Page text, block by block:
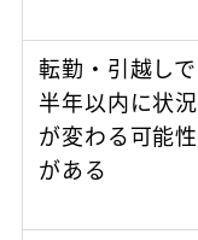
転勤・引越しで
半年以内に状況
が変わる可能性
がある